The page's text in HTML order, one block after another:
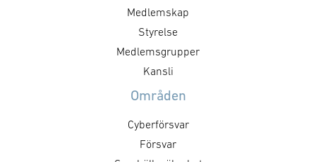
Medlemskap
Styrelse
Medlemsgrupper
Kansli
Områden
Cyberförsvar
Försvar